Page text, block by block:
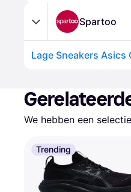
Spartoo
We hebben een
Trending